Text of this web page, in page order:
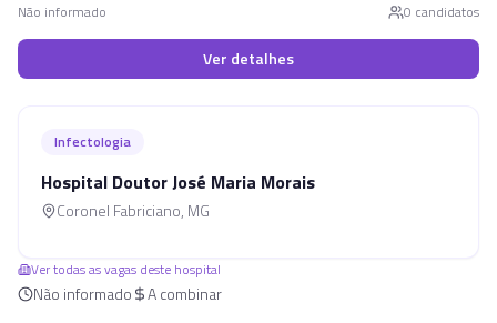
Não informado 0 candidatos
Ver detalhes
Infectologia
Hospital Doutor José Maria Morais
Coronel Fabriciano, MG
Ver todas as vagas deste hospital
Não informado A combinar